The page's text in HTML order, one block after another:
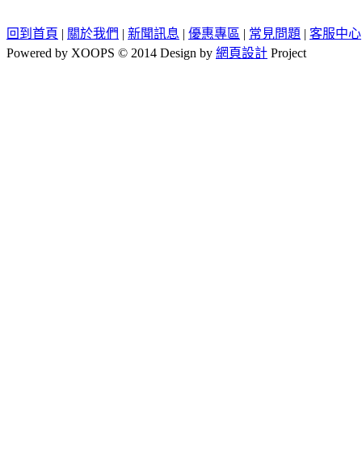
回到首頁 | 關於我們 | 新聞訊息 | 優惠專區 | 常見問題 | 客服中心
Powered by XOOPS © 2014 Design by 網頁設計 Project